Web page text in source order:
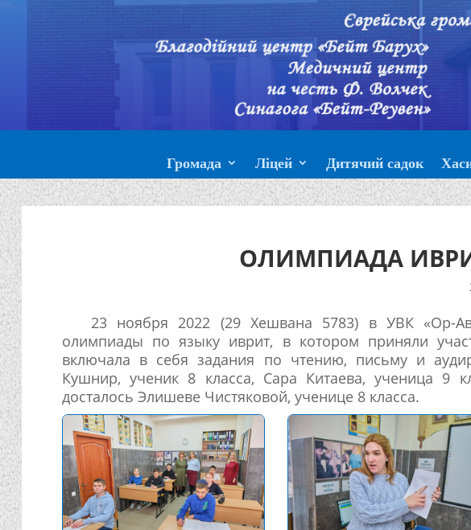
Громада Ліцей Дитячий садок
ОЛИМПИАДА
23 ноября 2022 (29 Хешвана 5783) в УВК «Ор-
олимпиады по языку иврит, в котором приняли
включала в себя задания по чтению, письму и
Кушнир, ученик 8 класса, Сара Китаева, ученица 9
досталось Элишеве Чистяковой, ученице 8 класса.